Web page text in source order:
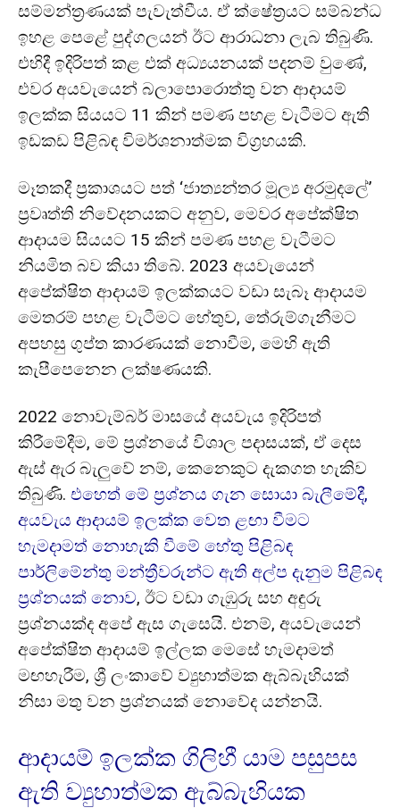
සම්මන්ත්‍රණයක් පැවැත්වීය. ඒ ක්ෂේත්‍රයට සම්බන්ධ
ඉහළ පෙළේ පුද්ගලයන් ඊට ආරාධනා ලැබ තිබුණි.
එහිදී ඉදිරිපත් කළ එක් අධ්‍යයනයක් පදනම් වුණේ,
එවර අයවැයෙන් බලාපොරොත්තු වන ආදායම්
ඉලක්ක සියයට 11 කින් පමණ පහළ වැටීමට ඇති
ඉඩකඩ පිළිබඳ විමර්ශනාත්මක විග්‍රහයකි.
මෑතකදී ප්‍රකාශයට පත් ‘ජාත්‍යන්තර මූල්‍ය අරමුදලේ’
ප්‍රවෘත්ති නිවේදනයකට අනුව, මෙවර අපේක්ෂිත
ආදායම සියයට 15 කින් පමණ පහළ වැටීමට
නියමිත බව කියා තිබේ. 2023 අයවැයෙන්
අපේක්ෂිත ආදායම් ඉලක්කයට වඩා සැබෑ ආදායම
මෙතරම් පහළ වැටීමට හේතුව, තේරුම්ගැනීමට
අපහසු ගුප්ත කාරණයක් නොවීම, මෙහි ඇති
කැපීපෙනෙන ලක්ෂණයකි.
2022 නොවැම්බර් මාසයේ අයවැය ඉදිරිපත්
කිරීමේදීම, මේ ප්‍රශ්නයේ විශාල පදාසයක්, ඒ දෙස
ඇස් ඇර බැලුවේ නම්, කෙනෙකුට දැකගත හැකිව
තිබුණි. එහෙත් මේ ප්‍රශ්නය ගැන සොයා බැලීමේදී,
අයවැය ආදායම් ඉලක්ක වෙත ළඟා වීමට
හැමදාමත් නොහැකි වීමේ හේතු පිළිබඳ
පාර්ලිමේන්තු මන්ත්‍රීවරුන්ට ඇති අල්ප දැනුම පිළිබඳ
ප්‍රශ්නයක් නොව, ඊට වඩා ගැඹුරු සහ අඳුරු
ප්‍රශ්නයක්ද අපේ ඇස ගැසෙයි. එනම්, අයවැයෙන්
අපේක්ෂිත ආදායම් ඉල්ලක මෙසේ හැමදාමත්
මඟහැරීම, ශ්‍රී ලංකාවේ ව්‍යුහාත්මක ඇබ්බැහියක්
නිසා මතු වන ප්‍රශ්නයක් නොවේද යන්නයි.
ආදායම් ඉලක්ක ගිලිහී යාම පසුපස
ඇති ව්‍යුහාත්මක ඇබ්බැහියක